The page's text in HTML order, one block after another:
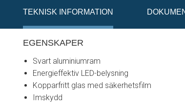
TEKNISK INFORMATION
EGENSKAPER
Svart aluminiumram
Energieffektiv LED-belysning
Kopparfritt glas med säkerhetsfilm
Imskydd